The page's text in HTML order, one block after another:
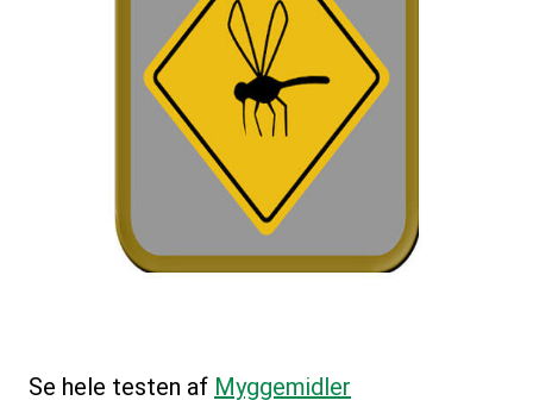
Se hele testen af Myggemidler